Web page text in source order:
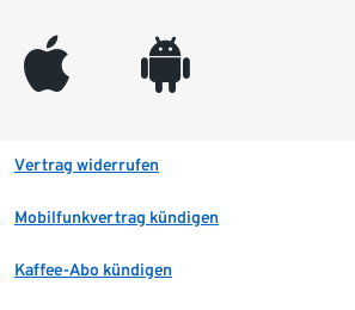
appleinc android
Vertrag widerrufen
Mobilfunkvertrag kündigen
Kaffee-Abo kündigen